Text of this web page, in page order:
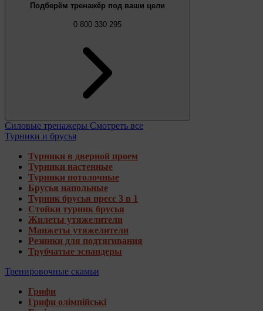
Подберём тренажёр под ваши цели
0 800 330 295
Силовые тренажеры Смотреть все
Турники и брусья
Турники в дверной проем
Турники настенные
Турники потолочные
Брусья напольные
Турник брусья пресс 3 в 1
Стойки турник брусья
Жилеты утяжелители
Манжеты утяжелители
Резинки для подтягивания
Трубчатые эспандеры
Тренировочные скамьи
Грифи
Грифи олімпійські